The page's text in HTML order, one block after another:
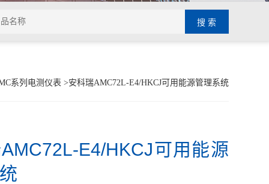
系列电测仪表 >安科瑞AMC72L-E4/HKCJ可用能源管理系统
E4/HKCJ可用能源